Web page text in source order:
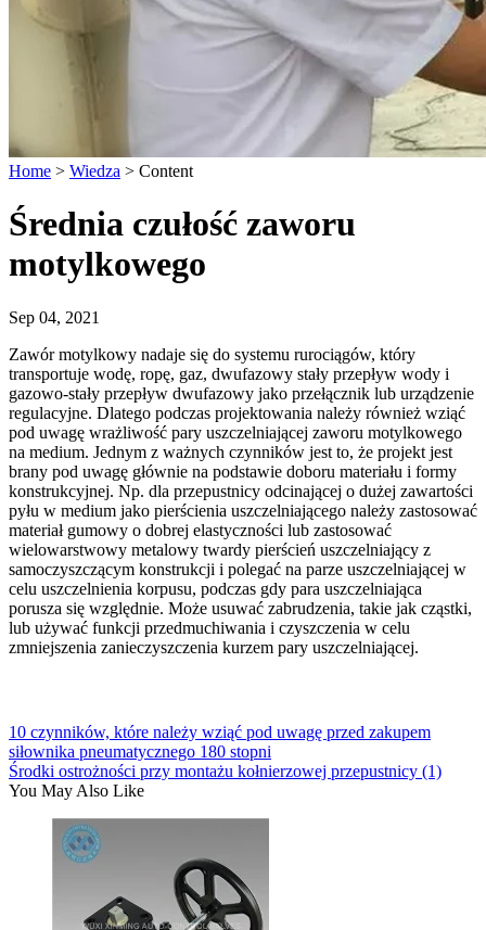
Home > Wiedza > Content
Średnia czułość zaworu
motylkowego
Sep 04, 2021
Zawór motylkowy nadaje się do systemu rurociągów, który
transportuje wodę, ropę, gaz, dwufazowy stały przepływ wody i
gazowo-stały przepływ dwufazowy jako przełącznik lub urządzenie
regulacyjne. Dlatego podczas projektowania należy również wziąć
pod uwagę wrażliwość pary uszczelniającej zaworu motylkowego
na medium. Jednym z ważnych czynników jest to, że projekt jest
brany pod uwagę głównie na podstawie doboru materiału i formy
konstrukcyjnej. Np. dla przepustnicy odcinającej o dużej zawartości
pyłu w medium jako pierścienia uszczelniającego należy zastosować
materiał gumowy o dobrej elastyczności lub zastosować
wielowarstwowy metalowy twardy pierścień uszczelniający z
samoczyszczącym konstrukcji i polegać na parze uszczelniającej w
celu uszczelnienia korpusu, podczas gdy para uszczelniająca
porusza się względnie. Może usuwać zabrudzenia, takie jak cząstki,
lub używać funkcji przedmuchiwania i czyszczenia w celu
zmniejszenia zanieczyszczenia kurzem pary uszczelniającej.
10 czynników, które należy wziąć pod uwagę przed zakupem
siłownika pneumatycznego 180 stopni
Środki ostrożności przy montażu kołnierzowej przepustnicy (1)
You May Also Like